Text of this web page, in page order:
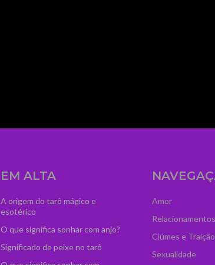
EM ALTA
A origem do tarô mágico e
esotérico
O que significa sonhar com anjo?
Significado de peixe no tarô
Amor
Relacionamentos
Ciúmes e Traição
Sexualidade